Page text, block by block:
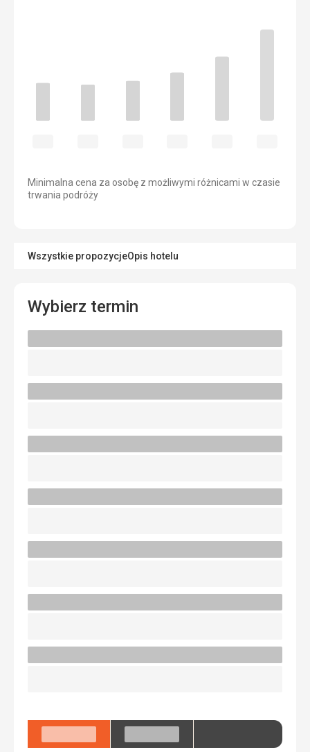
Minimalna cena za osobę z możliwymi różnicami w czasie
trwania podróży
Wszystkie propozycjeOpis hotelu
Wybierz termin